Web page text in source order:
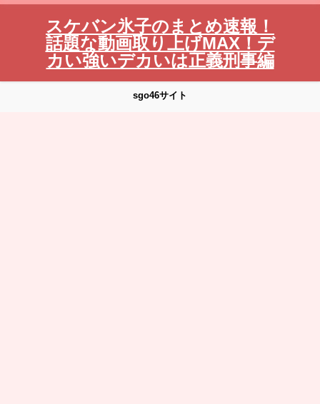
スケバン氷子のまとめ速報！
話題な動画取り上げMAX！デ
カい強いデカいは正義刑事編
sgo46サイト